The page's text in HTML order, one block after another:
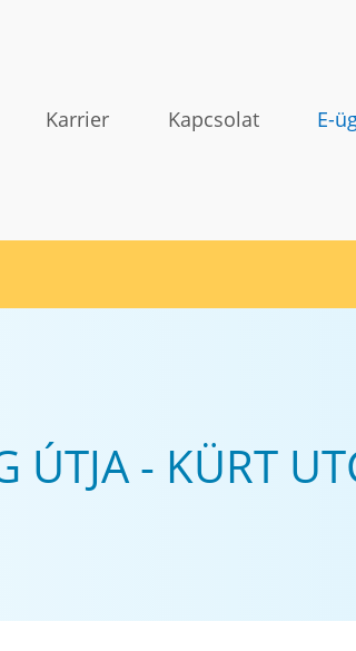
Karrier Kapcsolat E-
ÚTJA - KÜRT